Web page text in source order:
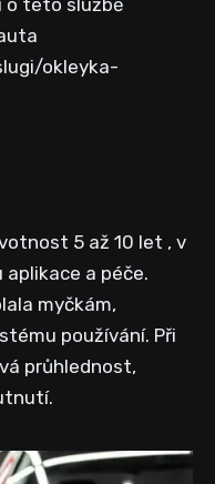
o této službě
okleyka-
5 až 10 let , v
a péče.
myčkám,
používání. Při
průhlednost,